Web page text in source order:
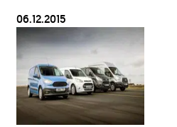
06.12.2015